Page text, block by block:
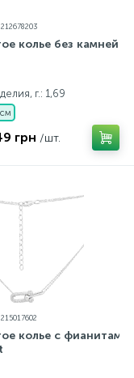
колье без камней
г.: 1,69
грн /шт.
колье с фианитами